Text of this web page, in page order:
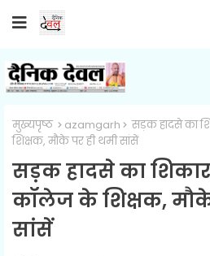
मुख्यपृष्ठ azamgarh
सड़क हादसे का
शिक्षक, मौके पर ही थमी सांसें
सड़क हादसे का शिकार
कॉलेज के शिक्षक,
सांसें